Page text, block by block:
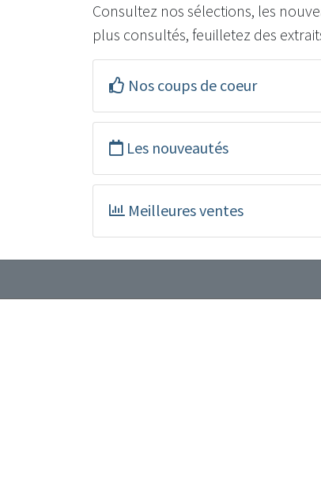
Consultez nos sélections, les
plus consultés, feuilletez des
Nos coups de coeur
Les nouveautés
Meilleures ventes